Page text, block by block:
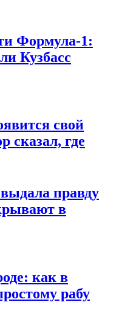
Формула-1:
Кузбасс
свой
сказал, где
правду
в
как в
рабу